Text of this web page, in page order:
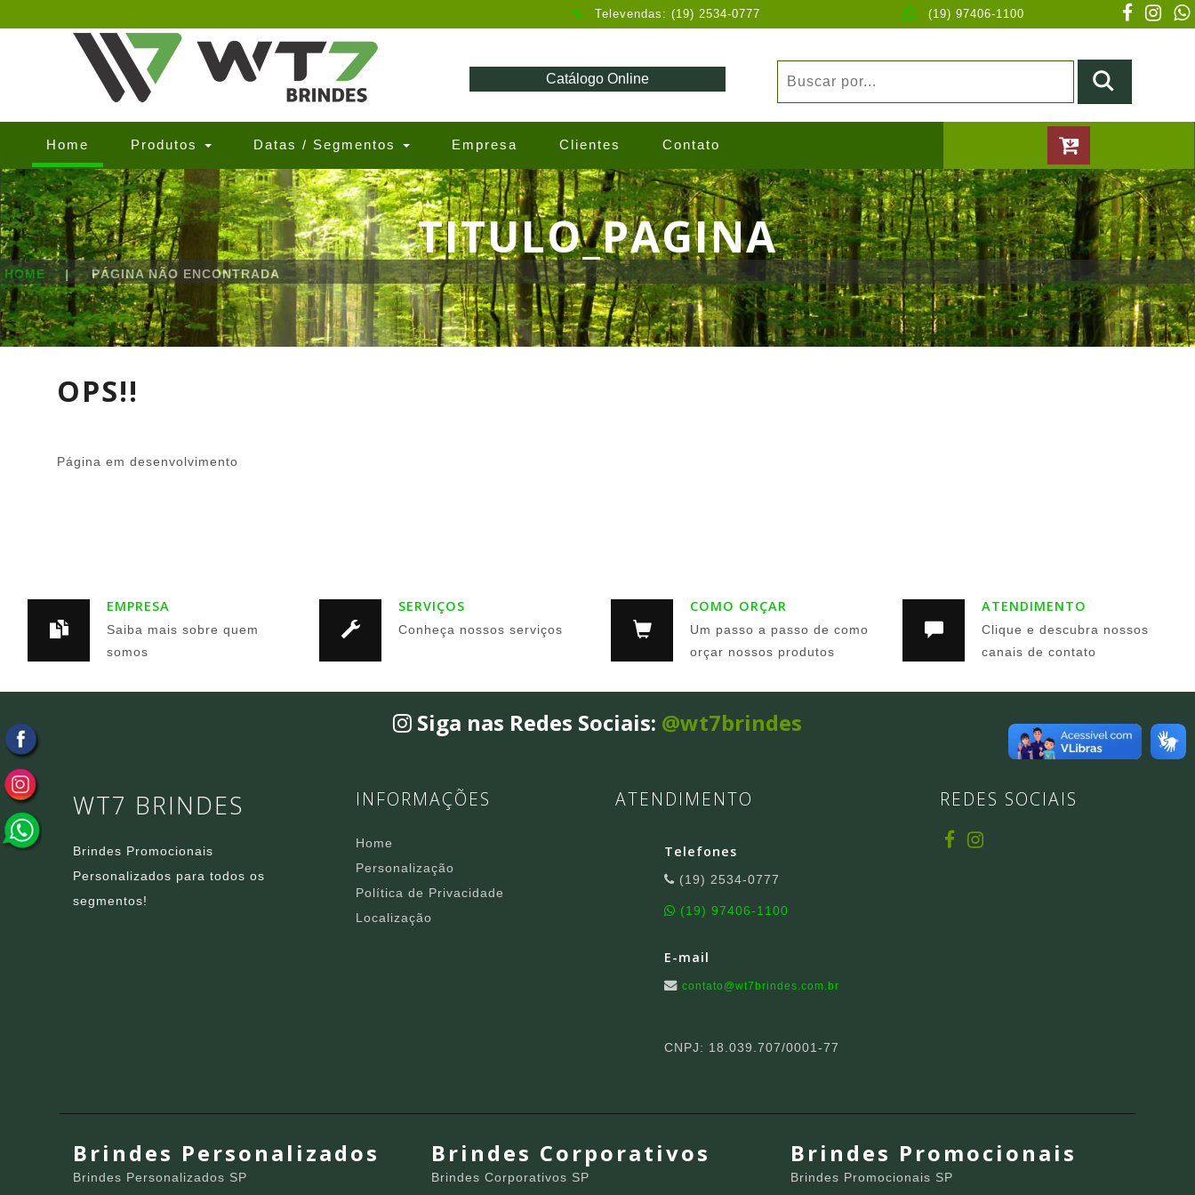
Televendas: (19) 2534-0777 (19) 97406-1100
Catálogo Online
Home (current)Produtos Datas / Segmentos Empresa Clientes Contato
TITULO_PAGINA
HOME | PÁGINA NÃO ENCONTRADA
OPS!!
Página em desenvolvimento
EMPRESA
Saiba mais sobre quem
somos
SERVIÇOS
Conheça nossos serviços
COMO ORÇAR
Um passo a passo de como
orçar nossos produtos
ATENDIMENTO
Clique e descubra nossos
canais de contato
Siga nas Redes Sociais: @wt7brindes
WT7 BRINDES
Brindes Promocionais
Personalizados para todos os
segmentos!
INFORMAÇÕES
Home
Personalização
Política de Privacidade
Localização
ATENDIMENTO
Telefones
(19) 2534-0777
(19) 97406-1100
E-mail
contato@wt7brindes.com.br
CNPJ: 18.039.707/0001-77
REDES SOCIAIS
Brindes Personalizados
Brindes Personalizados SP
Brindes Corporativos
Brindes Corporativos SP
Brindes Promocionais
Brindes Promocionais SP